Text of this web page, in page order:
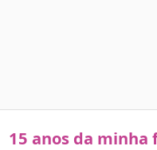
15 anos da minha